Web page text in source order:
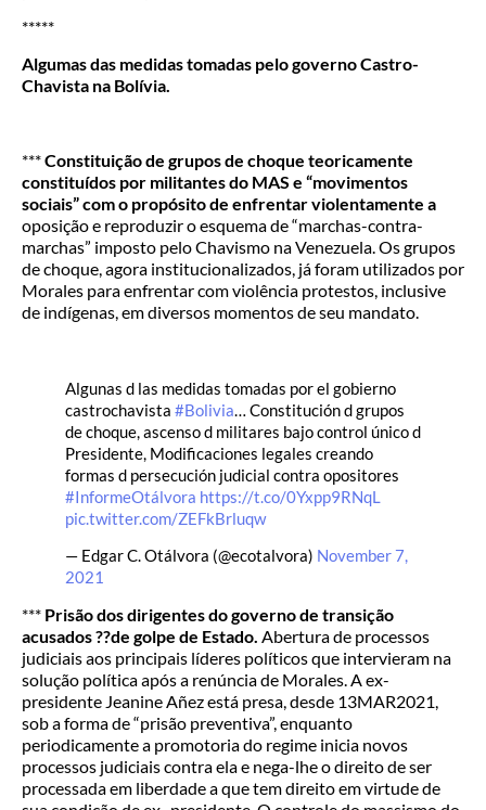
*****
Algumas das medidas tomadas pelo governo Castro-
Chavista na Bolívia.
***Constituição de grupos de choque teoricamente
constituídos por militantes do MAS e “movimentos
sociais” com o propósito de enfrentar violentamente a
oposição e reproduzir o esquema de “marchas-contra-
marchas” imposto pelo Chavismo na Venezuela. Os grupos
de choque, agora institucionalizados, já foram utilizados por
Morales para enfrentar com violência protestos, inclusive
de indígenas, em diversos momentos de seu mandato.
Algunas d las medidas tomadas por el gobierno
castrochavista #Bolivia … Constitución d grupos
de choque, ascenso d militares bajo control único d
Presidente, Modificaciones legales creando
formas d persecución judicial contra opositores
#InformeOtálvora https://t.co/0Yxpp9RNqL
pic.twitter.com/ZEFkBrluqw
— Edgar C. Otálvora (@ecotalvora) November 7,
2021
*** Prisão dos dirigentes do governo de transição
acusados ??de golpe de Estado. Abertura de processos
judiciais aos principais líderes políticos que intervieram na
solução política após a renúncia de Morales. A ex-
presidente Jeanine Añez está presa, desde 13MAR2021,
sob a forma de “prisão preventiva”, enquanto
periodicamente a promotoria do regime inicia novos
processos judiciais contra ela e nega-lhe o direito de ser
processada em liberdade a que tem direito em virtude de